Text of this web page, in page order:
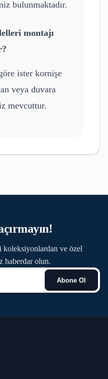
bulunmaktadır.
montajı
ister kornişe
veya duvara
mevcuttur.
ve özel
haberdar olun.
Abone Ol